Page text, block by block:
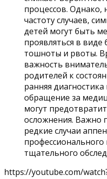
процессов.
частоту случаев,
детей могут быть
проявляться в
тошноты и рвоты.
важность
родителей к
ранняя
обращение за
могут
осложнения. Важно
редкие случаи
профессионального
тщательного
https://youtube.com/